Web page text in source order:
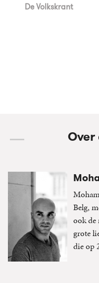
De Volkskrant
Belg,
ook
grote
die op